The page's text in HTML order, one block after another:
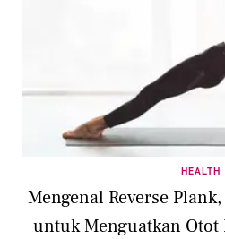
HEALTH
Mengenal Reverse
untuk Menguatkan Otot